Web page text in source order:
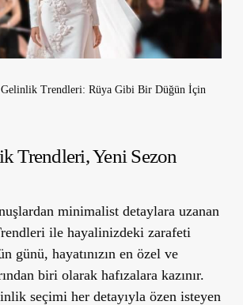
Gelinlik Trendleri: Rüya Gibi Bir Düğün İçin
Trendleri, Yeni Sezon
minimalist detaylara uzanan
ile hayalinizdeki zarafeti
günü, hayatınızın en özel ve
biri olarak hafızalara kazınır.
seçimi her detayıyla özen isteyen